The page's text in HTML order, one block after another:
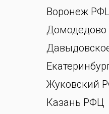
Воронеж
Жуковский
Казань РФЦ